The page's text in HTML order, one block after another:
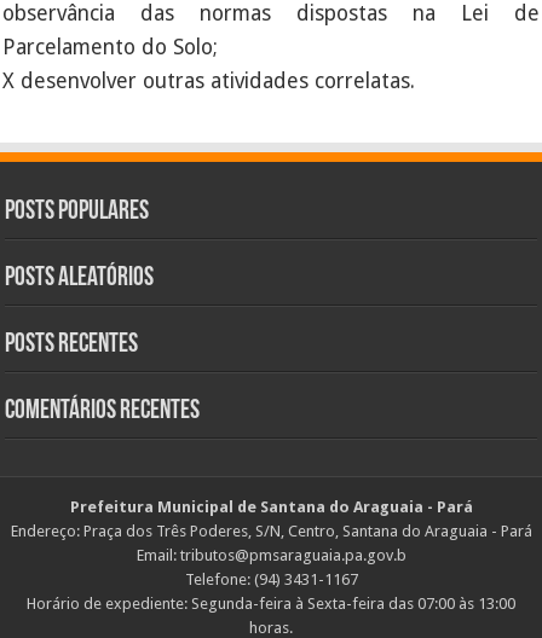
observância das normas dispostas na Lei de
Parcelamento do Solo;
X desenvolver outras atividades correlatas.
Posts Populares
Posts Aleatórios
Posts Recentes
Comentários Recentes
Prefeitura Municipal de Santana do Araguaia - Pará
Endereço: Praça dos Três Poderes, S/N, Centro, Santana do Araguaia - Pará
Email: tributos@pmsaraguaia.pa.gov.b
Telefone: (94) 3431-1167
Horário de expediente: Segunda-feira à Sexta-feira das 07:00 às 13:00
horas.